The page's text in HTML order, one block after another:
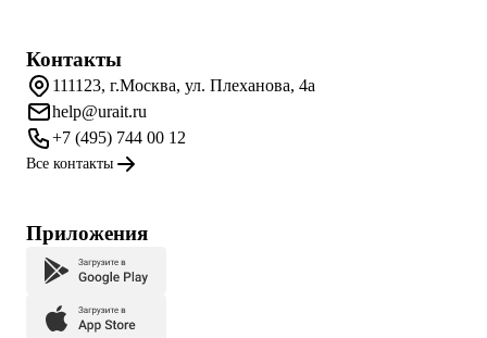
Контакты
111123, г.Москва, ул. Плеханова, 4а
help@urait.ru
+7 (495) 744 00 12
Все контакты
Приложения